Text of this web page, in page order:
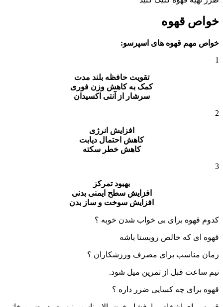
خواص قهوه
خواص مهم قهوه های اسپرسو:
1
تقویت حافظه بلند مدت
کمک به کاهش وزن فوری
سرشار از آنتی اکسیدان
2
افزایش انرژی
کاهش احتمال دیابت
کاهش خطر سکته
3
بهبود تمرکز
افزایش سطح ایمنی بدنی
افزایش سوخت و ساز بدن
کدوم قهوه برای بی خواب شدن خوبه ؟
قهوه ای که خالص روبستا باشه
زمان مناسب برای مصرف ورزشکاران ؟
نیم ساعت قبل از تمرین میل شود.
قهوه برای چه کسایی ضرر داره ؟